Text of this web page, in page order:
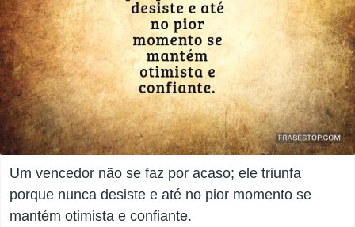
Um vencedor não se faz por acaso; ele triunfa
porque nunca desiste e até no pior momento se
mantém otimista e confiante.